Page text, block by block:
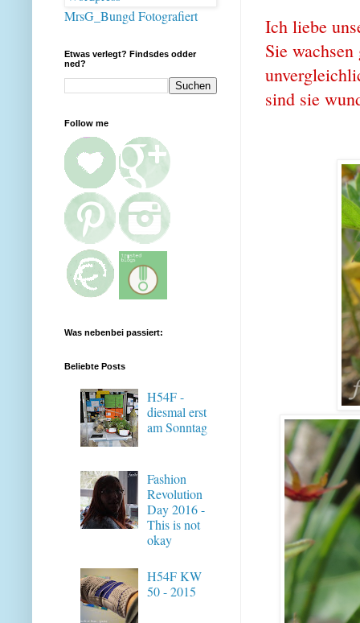
Ich liebe
Sie
sind sie
MrsG_Bungd Fotografiert
Etwas verlegt? Findsdes odder
ned?
Follow me
Was nebenbei passiert:
Beliebte Posts
H54F -
diesmal erst
am Sonntag
Fashion
Revolution
Day 2016 -
This is not
okay
H54F KW
50 - 2015